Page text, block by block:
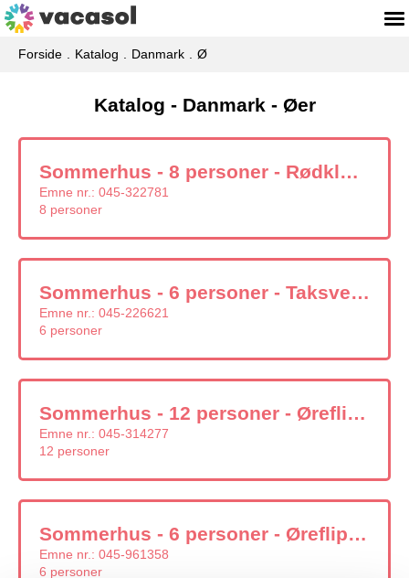
Forside Katalog Danmark Ø
Katalog - Danmark - Øer
Sommerhus - 8 personer - Rødkløvervej - Øer - 8400 - Ebeltoft
Emne nr.: 045-322781
8 personer
Sommerhus - 6 personer - Taksvej - Øer - 8400 - Ebeltoft
Emne nr.: 045-226621
6 personer
Sommerhus - 12 personer - Øreflippen - Øer - 8400 - Ebeltoft
Emne nr.: 045-314277
12 personer
Sommerhus - 6 personer - Øreflippen 45 A - Øer - 8400 - Ebeltoft
Emne nr.: 045-961358
6 personer